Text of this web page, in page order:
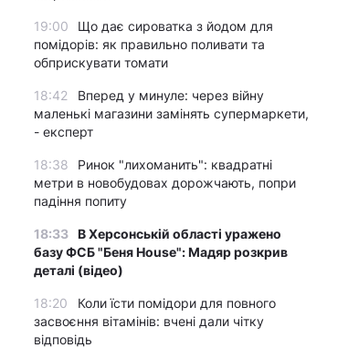
19:00
Що дає сироватка з йодом для
помідорів: як правильно поливати та
обприскувати томати
18:42
Вперед у минуле: через війну
маленькі магазини замінять супермаркети,
- експерт
18:38
Ринок "лихоманить": квадратні
метри в новобудовах дорожчають, попри
падіння попиту
18:33 В Херсонській області уражено
базу ФСБ "Беня House": Мадяр розкрив
деталі (відео)
18:20
Коли їсти помідори для повного
засвоєння вітамінів: вчені дали чітку
відповідь